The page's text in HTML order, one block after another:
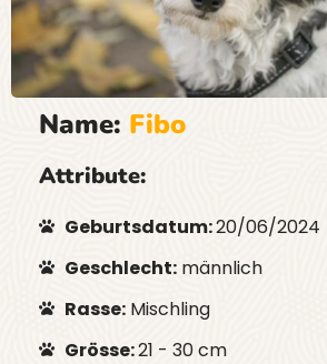
Name: Fibo
Attribute:
Geburtsdatum:20/06/2024
Geschlecht:männlich
Rasse:Mischling
Grösse:21 - 30 cm